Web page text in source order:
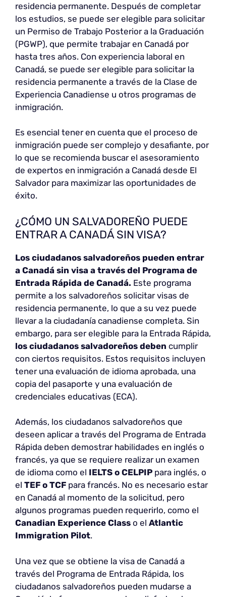
residencia permanente. Después de completar
los estudios, se puede ser elegible para solicitar
un Permiso de Trabajo Posterior a la Graduación
(PGWP), que permite trabajar en Canadá por
hasta tres años. Con experiencia laboral en
Canadá, se puede ser elegible para solicitar la
residencia permanente a través de la Clase de
Experiencia Canadiense u otros programas de
inmigración.
Es esencial tener en cuenta que el proceso de
inmigración puede ser complejo y desafiante, por
lo que se recomienda buscar el asesoramiento
de expertos en inmigración a Canadá desde El
Salvador para maximizar las oportunidades de
éxito.
¿CÓMO UN SALVADOREÑO PUEDE
ENTRAR A CANADÁ SIN VISA?
Los ciudadanos salvadoreños pueden entrar
a Canadá sin visa a través del Programa de
Entrada Rápida de Canadá. Este programa
permite a los salvadoreños solicitar visas de
residencia permanente, lo que a su vez puede
llevar a la ciudadanía canadiense completa. Sin
embargo, para ser elegible para la Entrada Rápida,
los ciudadanos salvadoreños deben cumplir
con ciertos requisitos. Estos requisitos incluyen
tener una evaluación de idioma aprobada, una
copia del pasaporte y una evaluación de
credenciales educativas (ECA).
Además, los ciudadanos salvadoreños que
deseen aplicar a través del Programa de Entrada
Rápida deben demostrar habilidades en inglés o
francés, ya que se requiere realizar un examen
de idioma como el IELTS o CELPIP para inglés, o
el TEF o TCF para francés. No es necesario estar
en Canadá al momento de la solicitud, pero
algunos programas pueden requerirlo, como el
Canadian Experience Class o el Atlantic
Immigration Pilot.
Una vez que se obtiene la visa de Canadá a
través del Programa de Entrada Rápida, los
ciudadanos salvadoreños pueden mudarse a